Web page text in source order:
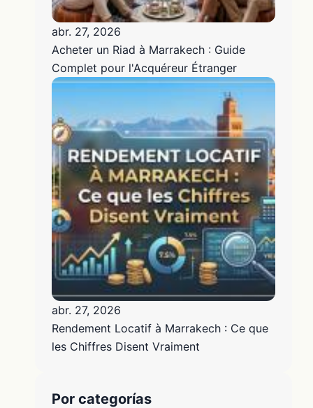
abr. 27, 2026
Acheter un Riad à Marrakech : Guide
Complet pour l'Acquéreur Étranger
abr. 27, 2026
Rendement Locatif à Marrakech : Ce que
les Chiffres Disent Vraiment
Por categorías